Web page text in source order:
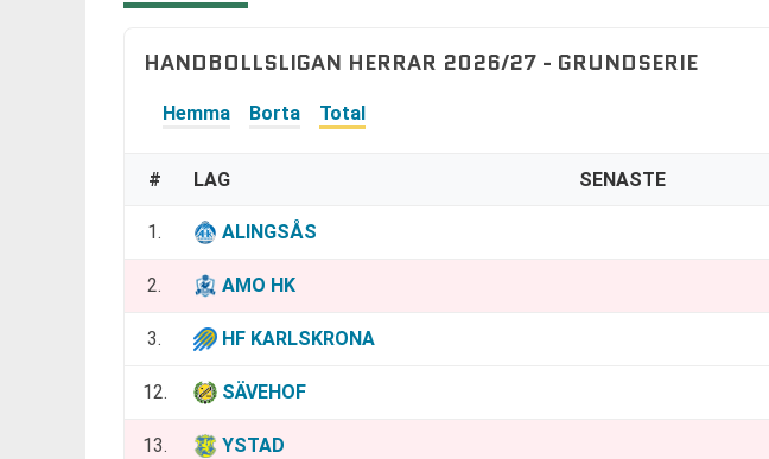
HANDBOLLSLIGAN HERRAR 2026/27 - GRUNDSERIE
Hemma Borta Total
# LAG SENASTE
1. ALINGSÅS
2. AMO HK
3. HF KARLSKRONA
12. SÄVEHOF
13. YSTAD